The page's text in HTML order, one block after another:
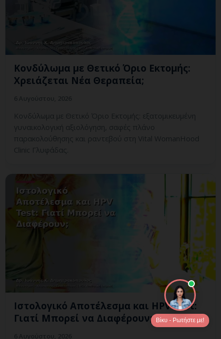
Κονδύλωμα με Θετικό Όριο Εκτομής:
Χρειάζεται Νέα Θεραπεία;
Κονδύλωμα με Θετικό Όριο Εκτομής: εξατομικευμένη
γυναικολογική αξιολόγηση, σαφές πλάνο
παρακολούθησης και ραντεβού στη Vital WomanHood
Clinic Γλυφάδας.
Ιστολογικό Αποτέλεσμα και HPV Test:
Γιατί Μπορεί να Διαφέρουν;
Βίκυ - Ρωτήστε με!